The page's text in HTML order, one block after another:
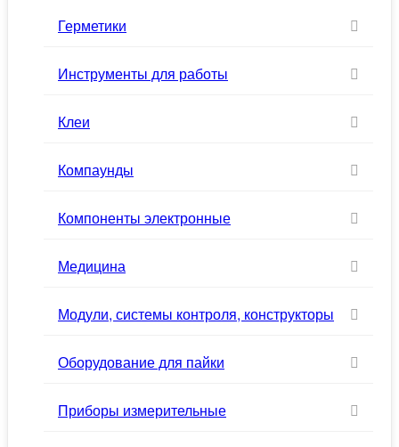
Герметики
Инструменты для работы
Клеи
Компаунды
Компоненты электронные
Медицина
Модули, системы контроля, конструкторы
Оборудование для пайки
Приборы измерительные